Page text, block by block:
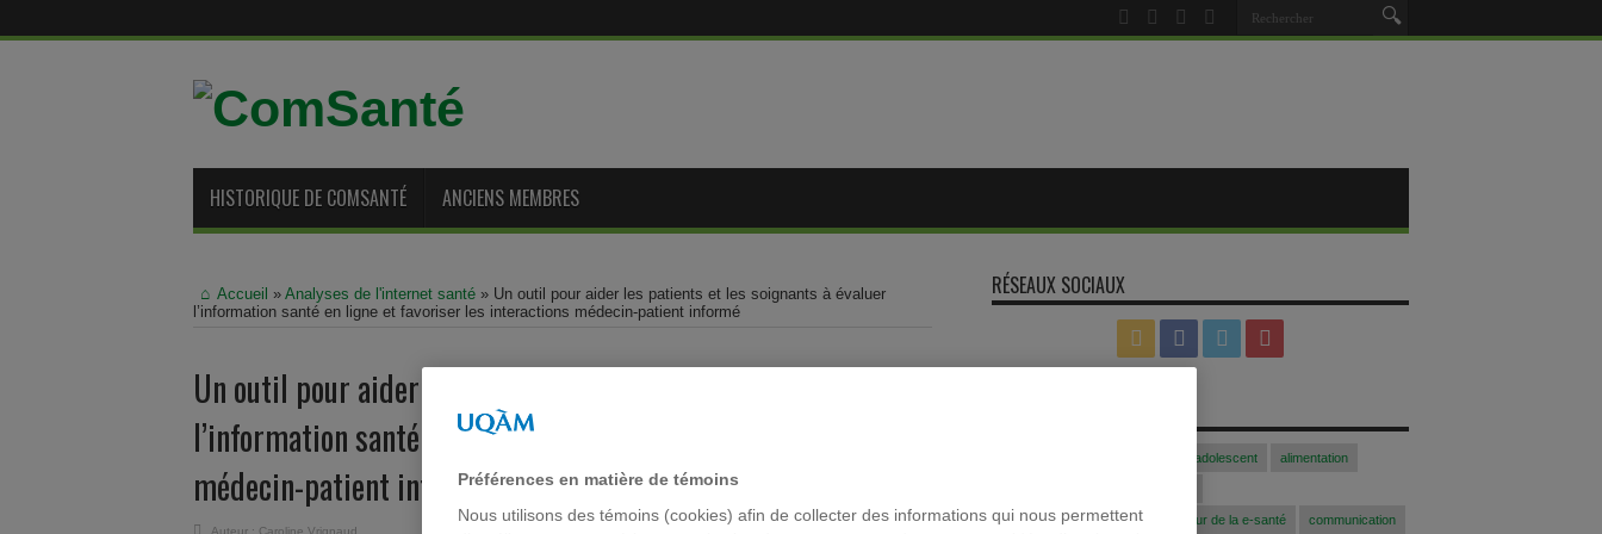
HISTORIQUE DE COMSANTÉ ANCIENS MEMBRES
Accueil » Analyses de l'internet santé » Un outil pour aider les patients et les soignants à évaluer
l’information santé en ligne et favoriser les interactions médecin-patient informé
Un outil pour aider les patients et les soignants à évaluer
l’information santé en ligne et favoriser les interactions
médecin-patient informé
Auteur : Caroline Vrignaud
RÉSEAUX SOCIAUX
adolescent alimentation
colloque la communication au coeur de la e-santé communication
Préférences en matière de témoins
Nous utilisons des témoins (cookies) afin de collecter des informations qui nous permettent